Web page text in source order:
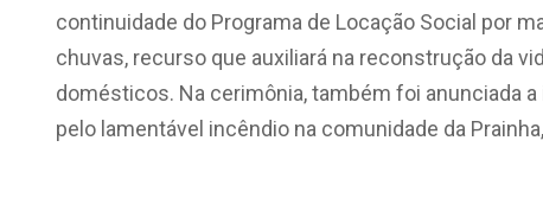
continuidade do Programa de Locação Social por
chuvas, recurso que auxiliará na reconstrução da
domésticos. Na cerimônia, também foi anunciada
pelo lamentável incêndio na comunidade da